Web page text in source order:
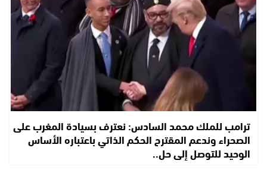
ترامب للملك محمد السادس: نعترف بسيادة المغرب على
الصحراء وندعم المقترح الحكم الذاتي باعتباره الأساس
الوحيد للتوصل إلى حل..